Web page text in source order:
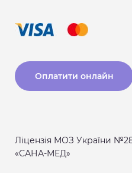
Оплатити онлайн
Ліцензія МОЗ України
«САНА-МЕД»